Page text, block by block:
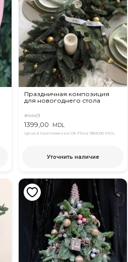
Праздничная композиция
для новогоднего стола
#4449
1399,00 MDL
Цена в приложении Ok Flora 1369,00 MDL
Уточнить наличие